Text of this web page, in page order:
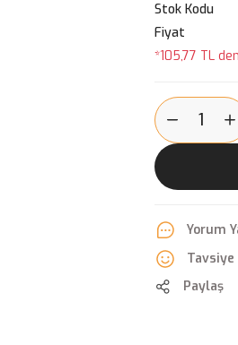
Stok Kodu
Fiyat
*105,77 TL
Yorum
Tavsiye
Paylaş